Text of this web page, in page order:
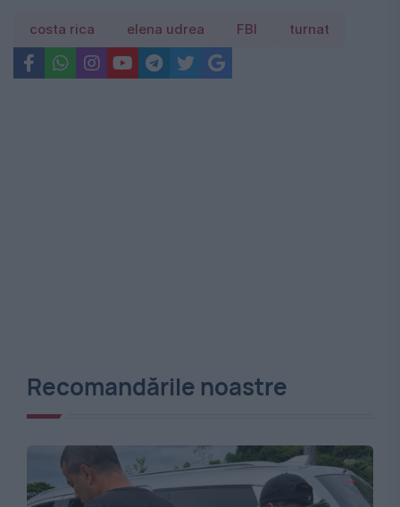
costa rica elena udrea FBI turnat
Recomandările noastre